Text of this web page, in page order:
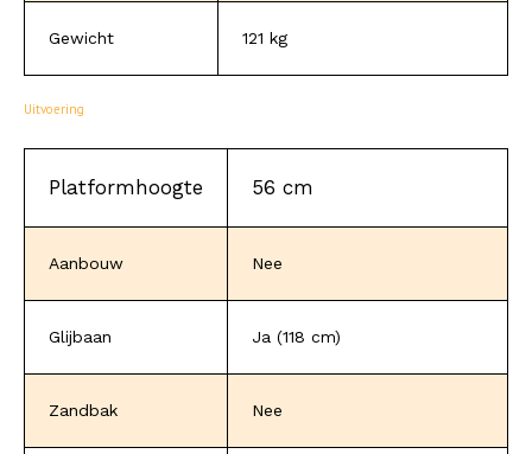
Gewicht 121 kg
Uitvoering
Platformhoogte 56 cm
Aanbouw Nee
Glijbaan Ja (118 cm)
Zandbak Nee